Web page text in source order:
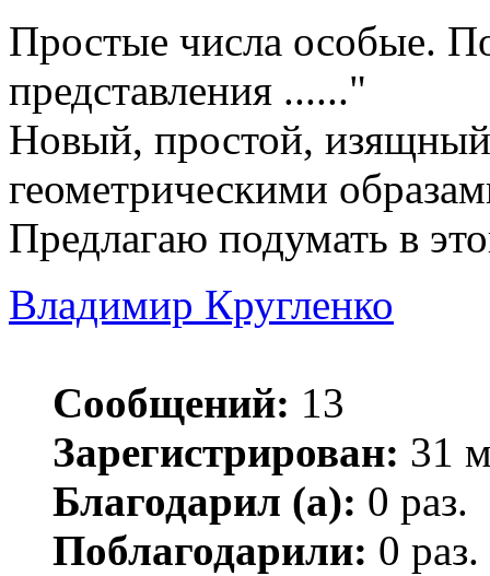
Простые числа особые.
представления ......"
Новый, простой, изящный
геометрическими
Предлагаю подумать в
Владимир Кругленко
Сообщений: 13
Зарегистрирован: 31
Благодарил (а): 0 раз.
Поблагодарили: 0 раз.